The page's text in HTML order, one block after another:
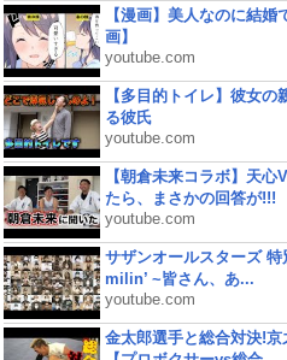
【漫画】美人なのに結
画】
youtube.com
【多目的トイレ】彼女
る彼氏
youtube.com
【朝倉未来コラボ】天
たら、まさかの回答が!!!
youtube.com
サザンオールスターズ
milin’ ~皆さん、あ...
youtube.com
金太郎選手と総合対決!